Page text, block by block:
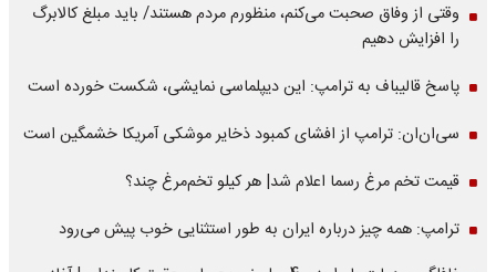
وقتی از وفاق صحبت می‌کنم، منظورم مردم هستند/ باید مبلغ کالابرگ
را افزایش دهیم
پاسخ قالیباف به ترامپ: این دیپلماسی نمایشی، شکست خورده است
سی‌ان‌ان: ترامپ از افشای کمبود ذخایر موشکی آمریکا خشمگین است
قیمت تخم مرغ رسما اعلام شد| هر کیلو تخم‌مرغ چند؟
ترامپ: همه چیز درباره ایران به طور استثنایی خوب پیش می‌رود